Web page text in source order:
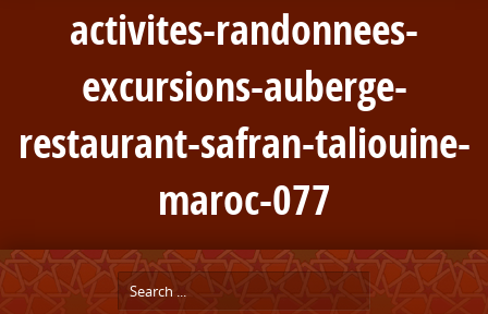
activites-randonnees-
excursions-auberge-
restaurant-safran-taliouine-
maroc-077